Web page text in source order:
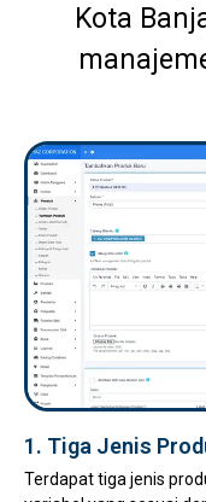
Kota
1. Tiga Jenis
Terdapat tiga jenis